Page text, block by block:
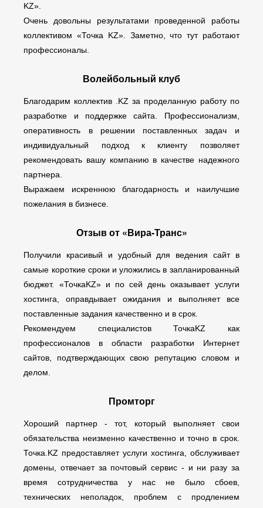
KZ».
Очень довольны результатами проведенной работы
коллективом «Точка KZ». Заметно, что тут работают
профессионалы.
Волейбольный клуб
Благодарим коллектив .KZ за проделанную работу по
разработке и поддержке сайта. Профессионализм,
оперативность в решении поставленных задач и
индивидуальный подход к клиенту позволяет
рекомендовать вашу компанию в качестве надежного
партнера.
Выражаем искреннюю благодарность и наилучшие
пожелания в бизнесе.
Отзыв от «Вира-Транс»
Получили красивый и удобный для ведения сайт в
самые короткие сроки и уложились в запланированный
бюджет. «ТочкаKZ» и по сей день оказывает услуги
хостинга, оправдывает ожидания и выполняет все
поставленные задания качественно и в срок.
Рекомендуем специалистов ТочкаKZ как
профессионалов в области разработки Интернет
сайтов, подтверждающих свою репутацию словом и
делом.
Промторг
Хороший партнер - тот, который выполняет свои
обязательства неизменно качественно и точно в срок.
Точка.KZ предоставляет услуги хостинга, обслуживает
домены, отвечает за почтовый сервис - и ни разу за
время сотрудничества у нас не было сбоев,
технических неполадок, проблем с продлением